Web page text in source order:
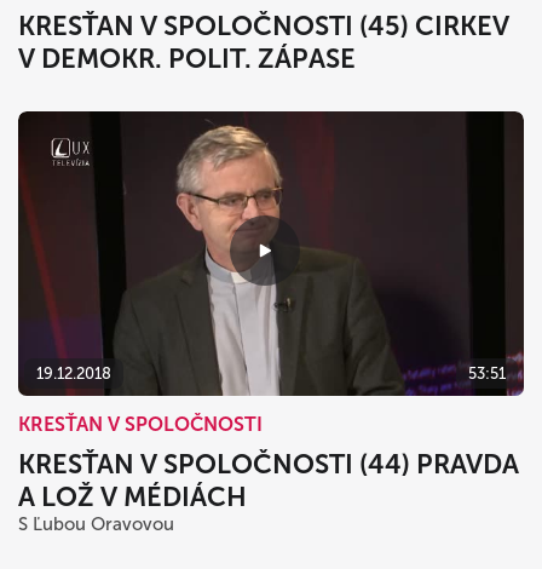
KRESŤAN V SPOLOČNOSTI (45) CIRKEV
V DEMOKR. POLIT. ZÁPASE
19.12.2018 53:51
KRESŤAN V SPOLOČNOSTI
KRESŤAN V SPOLOČNOSTI (44) PRAVDA
A LOŽ V MÉDIÁCH
S Ľubou Oravovou